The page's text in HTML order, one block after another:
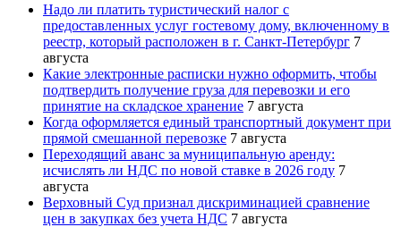
Надо ли платить туристический налог с
предоставленных услуг гостевому дому, включенному в
реестр, который расположен в г. Санкт-Петербург 7
августа
Какие электронные расписки нужно оформить, чтобы
подтвердить получение груза для перевозки и его
принятие на складское хранение 7 августа
Когда оформляется единый транспортный документ при
прямой смешанной перевозке 7 августа
Переходящий аванс за муниципальную аренду:
исчислять ли НДС по новой ставке в 2026 году 7
августа
Верховный Суд признал дискриминацией сравнение
цен в закупках без учета НДС 7 августа